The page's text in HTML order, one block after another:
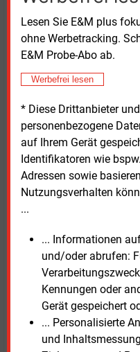
Lesen Sie E&M plus
ohne Werbetracking.
E&M Probe-Abo ab.
Werbefrei lesen
* Diese Drittanbieter
personenbezogene
auf Ihrem Gerät
Identifikatoren wie
Adressen sowie
Nutzungsverhalten
...
... Informationen
und/oder abrufen:
Kennungen oder
Gerät gespeichert
... Personalisierte
und
Politik am Zug
Für den Deutschen
Wasserfaches (DVGW)
Vorstandsvorsitzende
und Technik gehören
deshalb ist der GTP
verankert“. Aus Sicht
berichtete VKU-
„Die Zukunft der
klimaneutrale Gase
In vielen Kommunen
künftig eine Rolle
Wärmenetze oder
Gleichzeitig planen
Gasverteilnetze
stillzulegen. „Der